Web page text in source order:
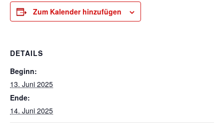
Zum Kalender hinzufügen
DETAILS
Beginn:
13. Juni 2025
Ende:
14. Juni 2025